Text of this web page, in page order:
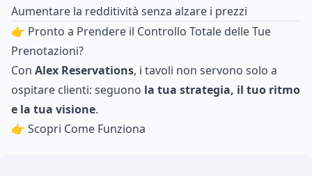
Aumentare la redditività senza alzare i prezzi
👉 Pronto a Prendere il Controllo Totale delle Tue
Prenotazioni?
Con Alex Reservations, i tavoli non servono solo a
ospitare clienti: seguono la tua strategia, il tuo ritmo
e la tua visione.
👉 Scopri Come Funziona